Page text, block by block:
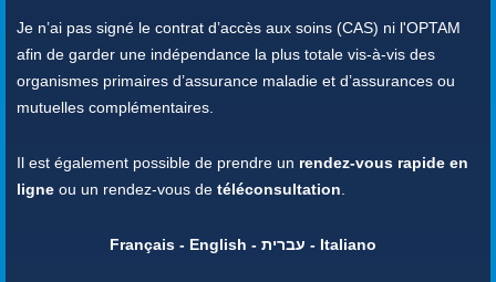
Je n’ai pas signé le contrat d’accès aux soins (CAS) ni l'OPTAM
afin de garder une indépendance la plus totale vis-à-vis des
organismes primaires d’assurance maladie et d’assurances ou
mutuelles complémentaires.
Il est également possible de prendre un rendez-vous rapide en
ligne ou un rendez-vous de téléconsultation
Français - English - עברית - Italiano